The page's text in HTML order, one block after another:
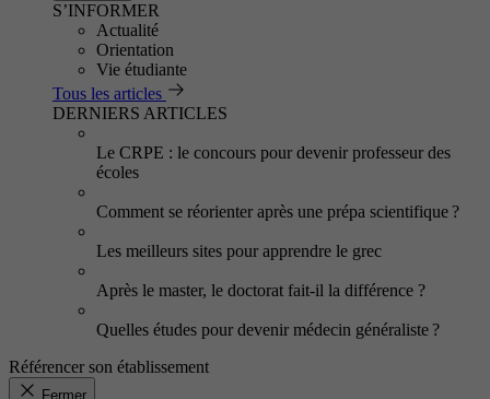
S’INFORMER
Actualité
Orientation
Vie étudiante
Tous les articles
DERNIERS ARTICLES
Le CRPE : le concours pour devenir professeur des
écoles
Comment se réorienter après une prépa scientifique ?
Les meilleurs sites pour apprendre le grec
Après le master, le doctorat fait-il la différence ?
Quelles études pour devenir médecin généraliste ?
Référencer son établissement
Fermer